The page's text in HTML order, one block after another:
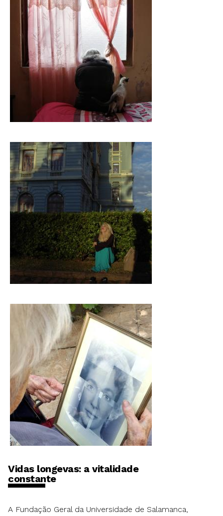
Vidas longevas: a vitalidade
constante
A Fundação Geral da Universidade de Salamanca,